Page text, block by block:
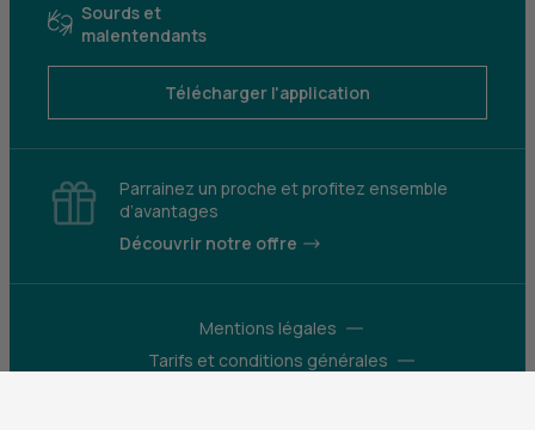
Sourds et
malentendants
Télécharger l'application
Parrainez un proche et profitez ensemble
d’avantages
Découvrir notre offre
Mentions légales
Tarifs et conditions générales